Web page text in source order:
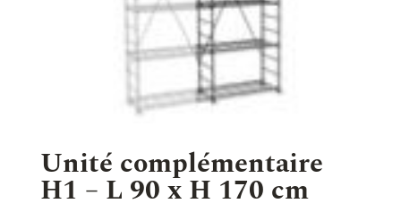
Unité complémentaire
H1 – L 90 x H 170 cm